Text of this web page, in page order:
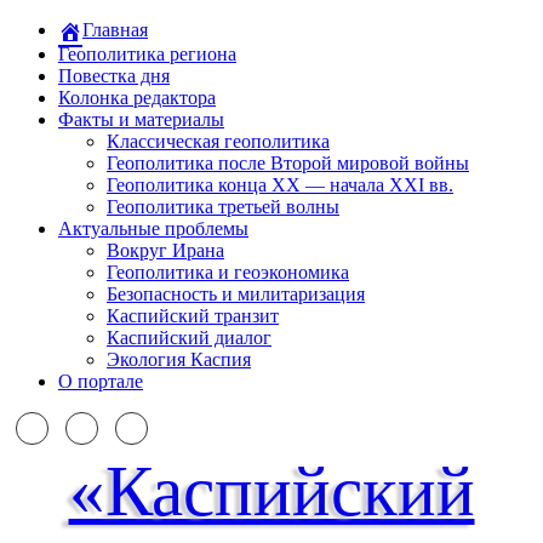
Главная
Геополитика региона
Повестка дня
Колонка редактора
Факты и материалы
Классическая геополитика
Геополитика после Второй мировой войны
Геополитика конца XX — начала XXI вв.
Геополитика третьей волны
Актуальные проблемы
Вокруг Ирана
Геополитика и геоэкономика
Безопасность и милитаризация
Каспийский транзит
Каспийский диалог
Экология Каспия
О портале
«Каспийский